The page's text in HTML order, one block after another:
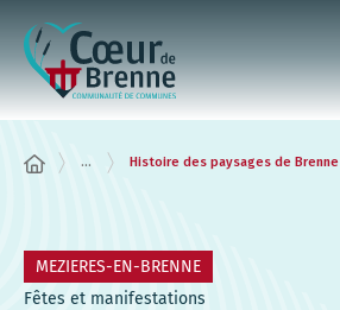
... Histoire des paysages de Brenne
MEZIERES-EN-BRENNE
Fêtes et manifestations